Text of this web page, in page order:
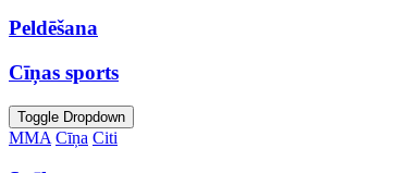
Peldēšana
Cīņas sports
Toggle Dropdown
MMA Cīņa Citi